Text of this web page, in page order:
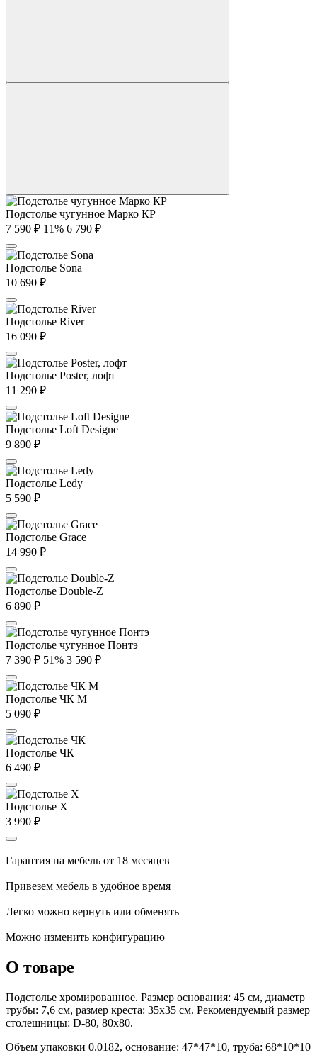
Подстолье чугунное Марко КР
7 590 ₽ 11% 6 790 ₽
Подстолье Sona
10 690 ₽
Подстолье River
16 090 ₽
Подстолье Poster, лофт
11 290 ₽
Подстолье Loft Designe
9 890 ₽
Подстолье Ledy
5 590 ₽
Подстолье Grace
14 990 ₽
Подстолье Double-Z
6 890 ₽
Подстолье чугунное Понтэ
7 390 ₽ 51% 3 590 ₽
Подстолье ЧК М
5 090 ₽
Подстолье ЧК
6 490 ₽
Подстолье X
3 990 ₽
Гарантия на мебель от 18 месяцев
Привезем мебель в удобное время
Легко можно вернуть или обменять
Можно изменить конфигурацию
О товаре
Подстолье хромированное. Размер основания: 45 см, диаметр
трубы: 7,6 см, размер креста: 35х35 см. Рекомендуемый размер
столешницы: D-80, 80х80.
Объем упаковки 0.0182, основание: 47*47*10, труба: 68*10*10